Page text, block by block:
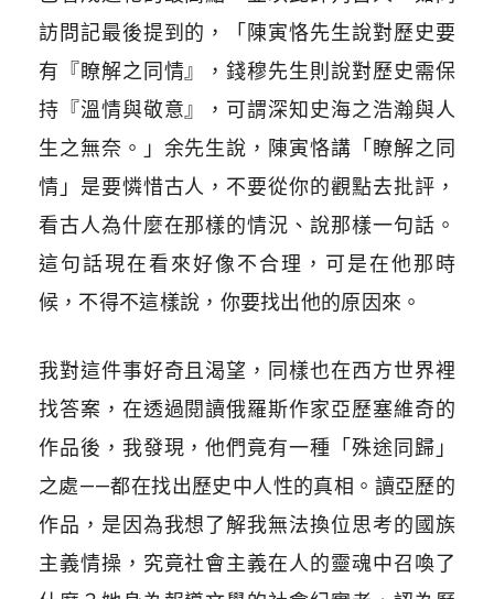
訪問記最後提到的，「陳寅恪先生說對歷史要
有『瞭解之同情』，錢穆先生則說對歷史需保
持『溫情與敬意』，可謂深知史海之浩瀚與人
生之無奈。」余先生說，陳寅恪講「瞭解之同
情」是要憐惜古人，不要從你的觀點去批評，
看古人為什麼在那樣的情況、說那樣一句話。
這句話現在看來好像不合理，可是在他那時
候，不得不這樣說，你要找出他的原因來。
我對這件事好奇且渴望，同樣也在西方世界裡
找答案，在透過閱讀俄羅斯作家亞歷塞維奇的
作品後，我發現，他們竟有一種「殊途同歸」
之處——都在找出歷史中人性的真相。讀亞歷的
作品，是因為我想了解我無法換位思考的國族
主義情操，究竟社會主義在人的靈魂中召喚了